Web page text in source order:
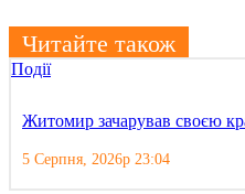
Читайте також
Події
Житомир зачарував своєю
5 Серпня, 2026р 23:04